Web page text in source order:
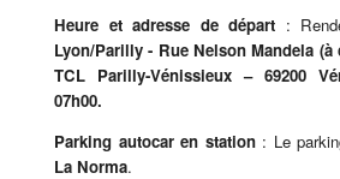
Heure et adresse de départ :
Lyon/Parilly - Rue Nelson Mandela
TCL Parilly-Vénissieux– 69200
07h00.
Parking autocar en station : Le
La Norma.